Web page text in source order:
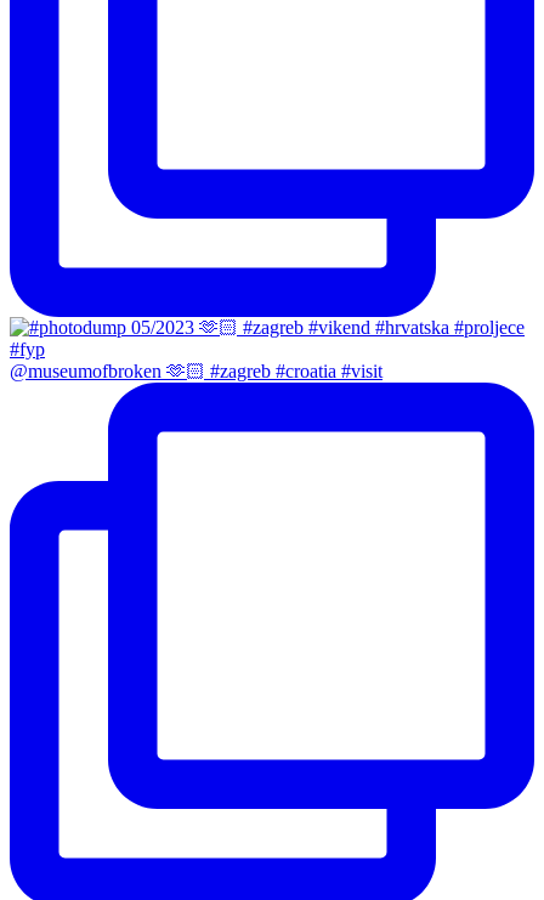
@museumofbroken 🫶🏻 #zagreb #croatia #visit